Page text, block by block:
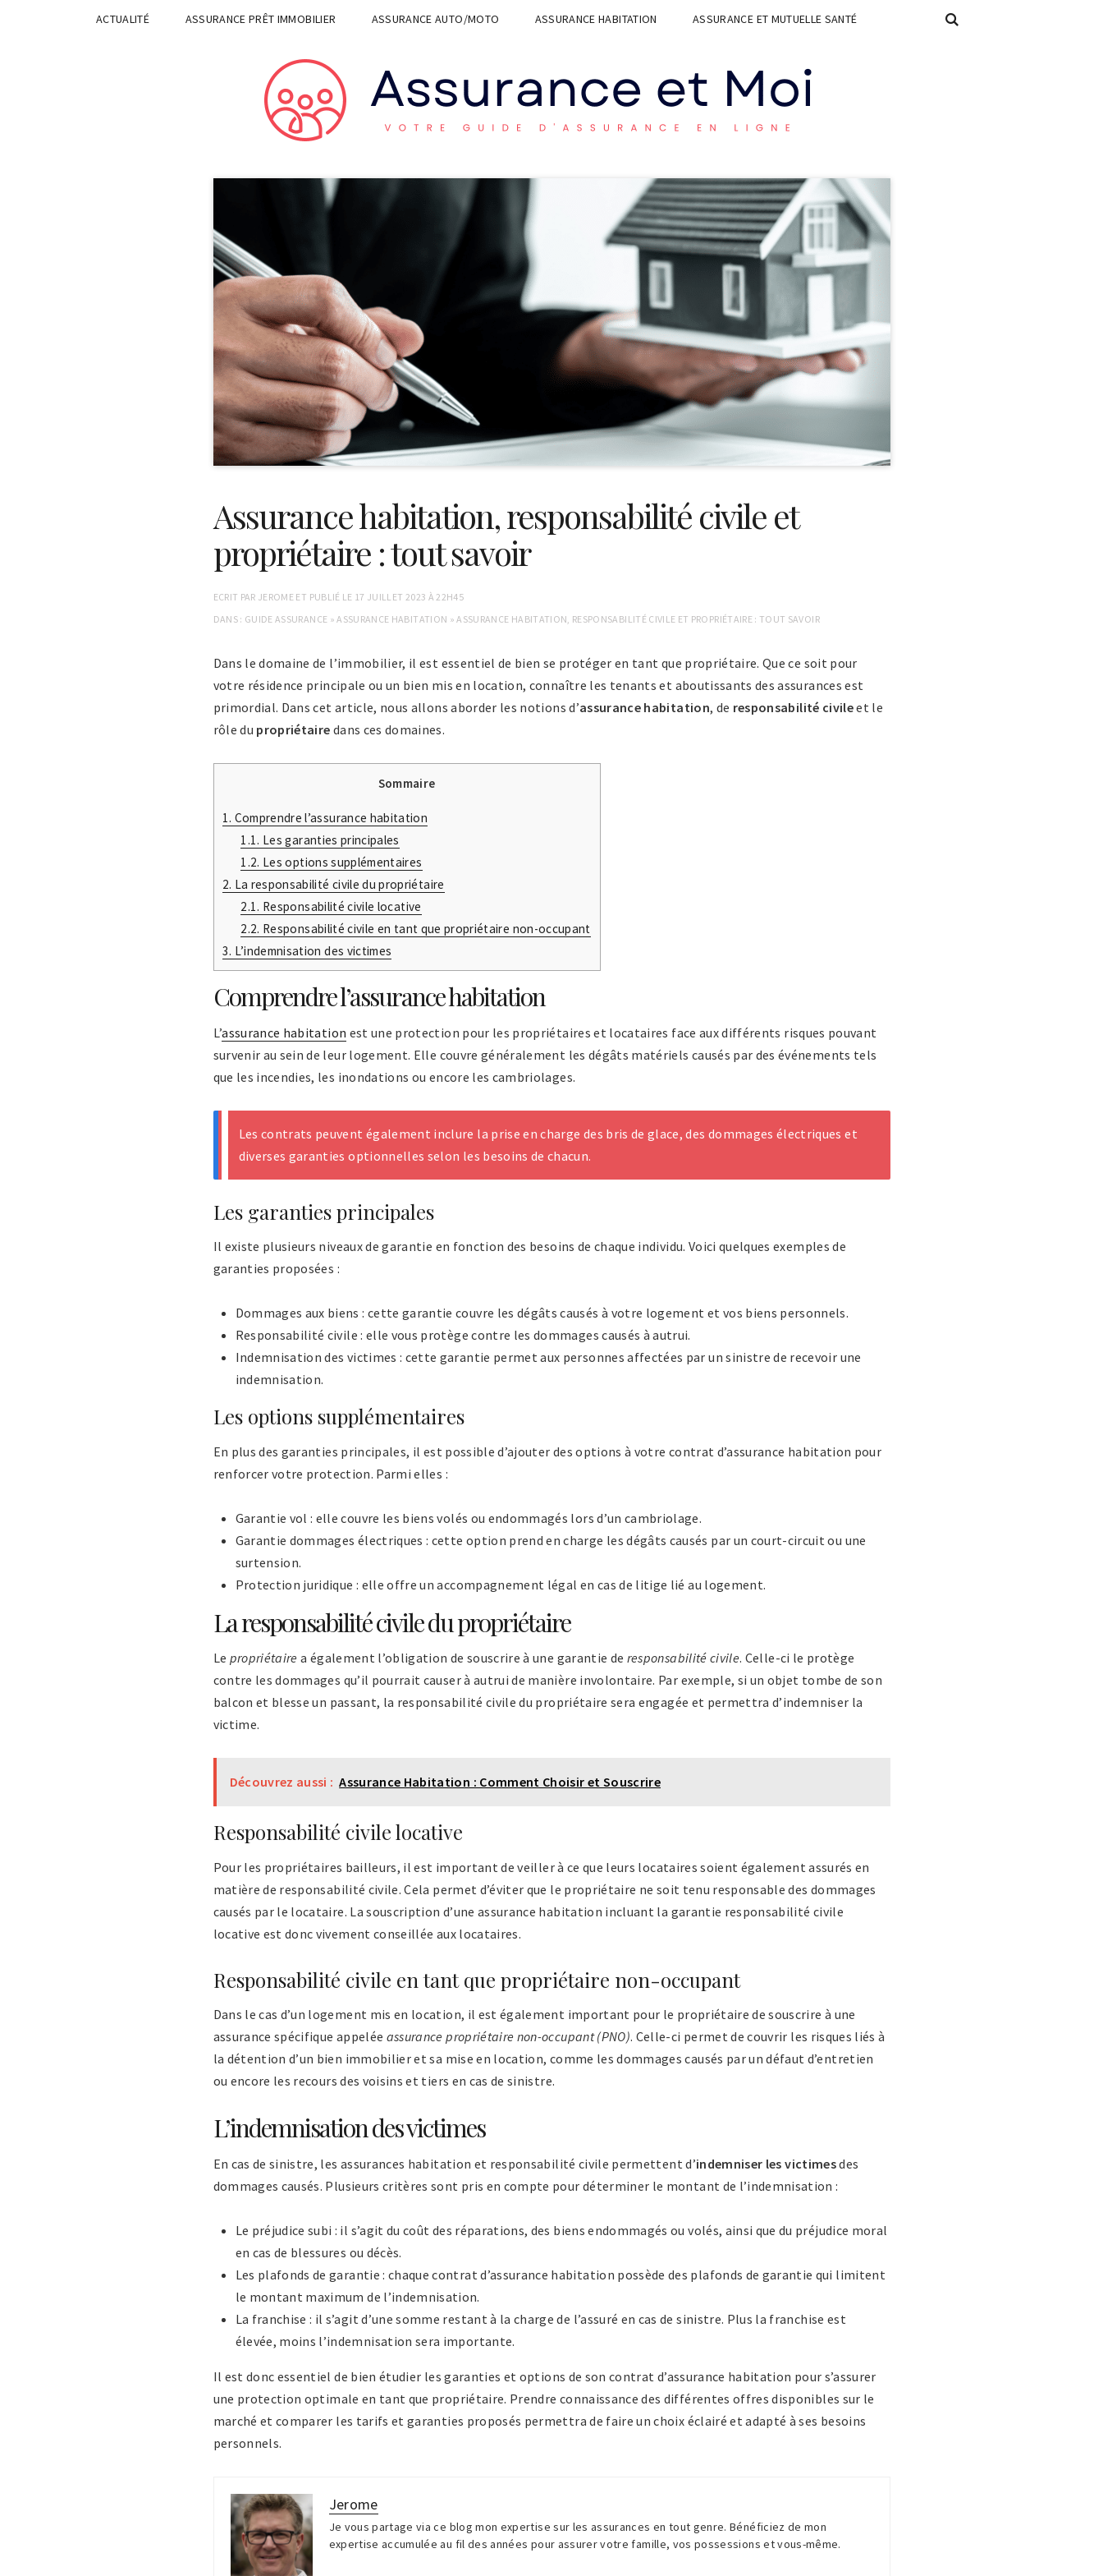
ACTUALITÉ ASSURANCE PRÊT IMMOBILIER ASSURANCE AUTO/MOTO ASSURANCE HABITATION ASSURANCE ET MUTUELLE SANTÉ
Assurance habitation, responsabilité civile et
propriétaire : tout savoir
ECRIT PAR JEROME ET PUBLIÉ LE 17 JUILLET 2023 À 22H45
DANS : GUIDE ASSURANCE »ASSURANCE HABITATION »ASSURANCE HABITATION, RESPONSABILITÉ CIVILE ET PROPRIÉTAIRE : TOUT SAVOIR
Dans le domaine de l’immobilier, il est essentiel de bien se protéger en tant que propriétaire. Que ce soit pour
votre résidence principale ou un bien mis en location, connaître les tenants et aboutissants des assurances est
primordial. Dans cet article, nous allons aborder les notions d’assurance habitation, de responsabilité civileet le
rôle du propriétaire dans ces domaines.
Sommaire
1. Comprendre l’assurance habitation
1.1. Les garanties principales
1.2. Les options supplémentaires
2. La responsabilité civile du propriétaire
2.1. Responsabilité civile locative
2.2. Responsabilité civile en tant que propriétaire non-occupant
3. L’indemnisation des victimes
Comprendre l’assurance habitation
L’assurance habitation est une protection pour les propriétaires et locataires face aux différents risques pouvant
survenir au sein de leur logement. Elle couvre généralement les dégâts matériels causés par des événements tels
que les incendies, les inondations ou encore les cambriolages.
Les contrats peuvent également inclure la prise en charge des bris de glace, des dommages électriques et
diverses garanties optionnelles selon les besoins de chacun.
Les garanties principales
Il existe plusieurs niveaux de garantie en fonction des besoins de chaque individu. Voici quelques exemples de
garanties proposées :
Dommages aux biens : cette garantie couvre les dégâts causés à votre logement et vos biens personnels.
Responsabilité civile : elle vous protège contre les dommages causés à autrui.
Indemnisation des victimes : cette garantie permet aux personnes affectées par un sinistre de recevoir une
indemnisation.
Les options supplémentaires
En plus des garanties principales, il est possible d’ajouter des options à votre contrat d’assurance habitation pour
renforcer votre protection. Parmi elles :
Garantie vol : elle couvre les biens volés ou endommagés lors d’un cambriolage.
Garantie dommages électriques : cette option prend en charge les dégâts causés par un court-circuit ou une
surtension.
Protection juridique : elle offre un accompagnement légal en cas de litige lié au logement.
La responsabilité civile du propriétaire
Le propriétaire a également l’obligation de souscrire à une garantie de responsabilité civile. Celle-ci le protège
contre les dommages qu’il pourrait causer à autrui de manière involontaire. Par exemple, si un objet tombe de son
balcon et blesse un passant, la responsabilité civile du propriétaire sera engagée et permettra d’indemniser la
victime.
Découvrez aussi : Assurance Habitation : Comment Choisir et Souscrire
Responsabilité civile locative
Pour les propriétaires bailleurs, il est important de veiller à ce que leurs locataires soient également assurés en
matière de responsabilité civile. Cela permet d’éviter que le propriétaire ne soit tenu responsable des dommages
causés par le locataire. La souscription d’une assurance habitation incluant la garantie responsabilité civile
locative est donc vivement conseillée aux locataires.
Responsabilité civile en tant que propriétaire non-occupant
Dans le cas d’un logement mis en location, il est également important pour le propriétaire de souscrire à une
assurance spécifique appelée assurance propriétaire non-occupant (PNO). Celle-ci permet de couvrir les risques liés à
la détention d’un bien immobilier et sa mise en location, comme les dommages causés par un défaut d’entretien
ou encore les recours des voisins et tiers en cas de sinistre.
L’indemnisation des victimes
En cas de sinistre, les assurances habitation et responsabilité civile permettent d’indemniser les victimesdes
dommages causés. Plusieurs critères sont pris en compte pour déterminer le montant de l’indemnisation :
Le préjudice subi : il s’agit du coût des réparations, des biens endommagés ou volés, ainsi que du préjudice moral
en cas de blessures ou décès.
Les plafonds de garantie : chaque contrat d’assurance habitation possède des plafonds de garantie qui limitent
le montant maximum de l’indemnisation.
La franchise : il s’agit d’une somme restant à la charge de l’assuré en cas de sinistre. Plus la franchise est
élevée, moins l’indemnisation sera importante.
Il est donc essentiel de bien étudier les garanties et options de son contrat d’assurance habitation pour s’assurer
une protection optimale en tant que propriétaire. Prendre connaissance des différentes offres disponibles sur le
marché et comparer les tarifs et garanties proposés permettra de faire un choix éclairé et adapté à ses besoins
personnels.
Jerome
Je vous partage via ce blog mon expertise sur les assurances en tout genre. Bénéficiez de mon
expertise accumulée au fil des années pour assurer votre famille, vos possessions et vous-même.